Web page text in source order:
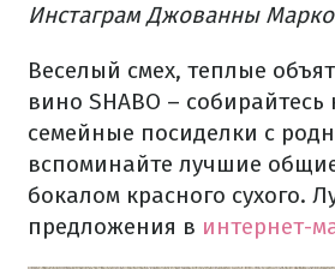
Инстаграм Джованны
Веселый смех, теплые
вино SHABO –
семейные посиделки с
вспоминайте лучшие
бокалом красного сухого.
предложения в интернет-